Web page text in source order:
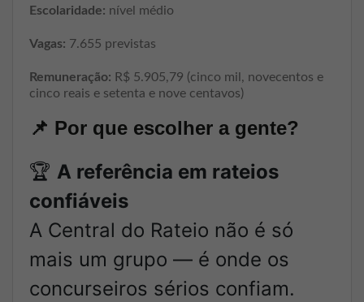
Escolaridade: nível médio
Vagas: 7.655 previstas
Remuneração: R$ 5.905,79 (cinco mil, novecentos e
cinco reais e setenta e nove centavos)
📌 Por que escolher a gente?
🏆 A referência em rateios
confiáveis
A Central do Rateio não é só
mais um grupo — é onde os
concurseiros sérios confiam.